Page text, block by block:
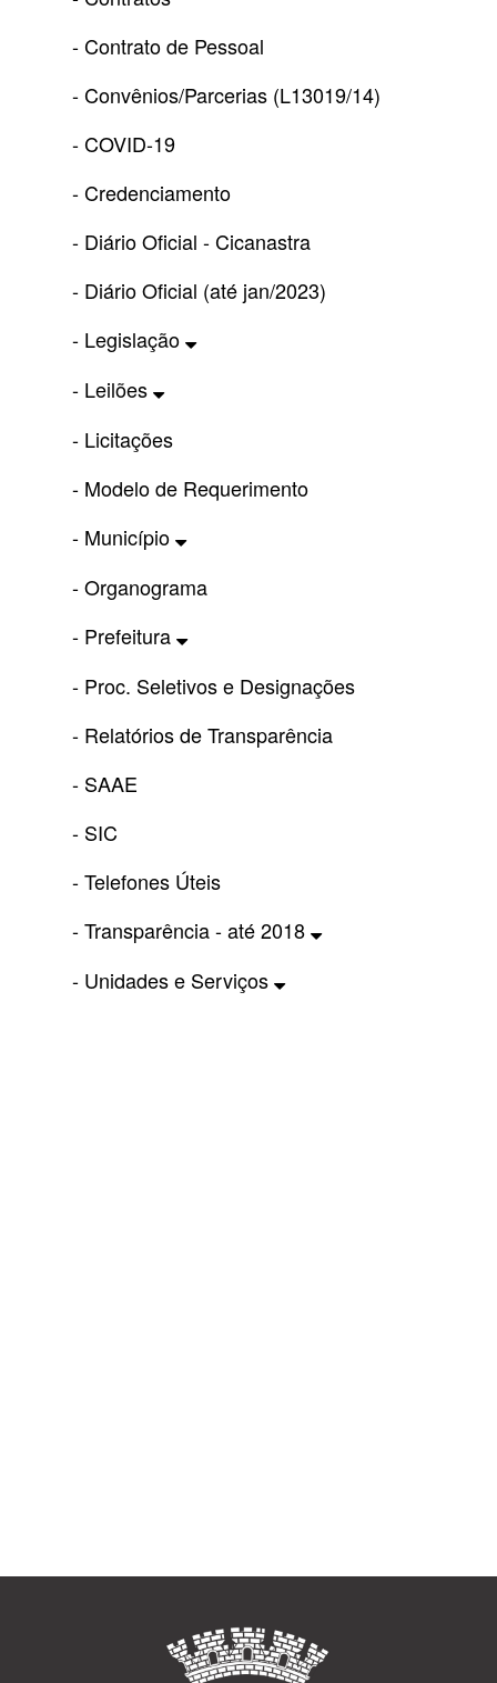
- Contrato de Pessoal
- Convênios/Parcerias (L13019/14)
- COVID-19
- Credenciamento
- Diário Oficial - Cicanastra
- Diário Oficial (até jan/2023)
- Legislação
- Leilões
- Licitações
- Modelo de Requerimento
- Município
- Organograma
- Prefeitura
- Proc. Seletivos e Designações
- Relatórios de Transparência
- SAAE
- SIC
- Telefones Úteis
- Transparência - até 2018
- Unidades e Serviços